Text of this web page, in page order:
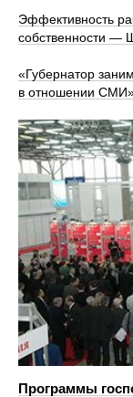
Эффективность
собственности —
«Губернатор
в отношении
Программы